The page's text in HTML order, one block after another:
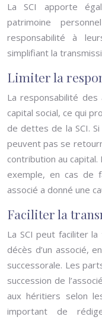
La SCI apporte
patrimoine
responsabilité à
simplifiant la
Limiter la
La responsabilité
capital social, ce qui
de dettes de la SCI.
peuvent pas se
contribution au
exemple, en cas de
associé a donné une
Faciliter la
La SCI peut faciliter
décès d’un associé,
successorale. Les
succession de
aux héritiers selon
important de